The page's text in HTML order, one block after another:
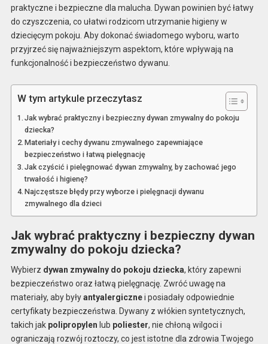
praktyczne i bezpieczne dla malucha. Dywan powinien być łatwy
do czyszczenia, co ułatwi rodzicom utrzymanie higieny w
dziecięcym pokoju. Aby dokonać świadomego wyboru, warto
przyjrzeć się najważniejszym aspektom, które wpływają na
funkcjonalność i bezpieczeństwo dywanu.
W tym artykule przeczytasz
Jak wybrać praktyczny i bezpieczny dywan zmywalny do pokoju
dziecka?
Materiały i cechy dywanu zmywalnego zapewniające
bezpieczeństwo i łatwą pielęgnację
Jak czyścić i pielęgnować dywan zmywalny, by zachować jego
trwałość i higienę?
Najczęstsze błędy przy wyborze i pielęgnacji dywanu
zmywalnego dla dzieci
Jak wybrać praktyczny i bezpieczny dywan
zmywalny do pokoju dziecka?
Wybierz dywan zmywalny do pokoju dziecka, który zapewni
bezpieczeństwo oraz łatwą pielęgnację. Zwróć uwagę na
materiały, aby byłyantyalergicznei posiadały odpowiednie
certyfikaty bezpieczeństwa. Dywany z włókien syntetycznych,
takich jak polipropylen lub poliester, nie chłoną wilgoci i
ograniczają rozwój roztoczy, co jest istotne dla zdrowia Twojego